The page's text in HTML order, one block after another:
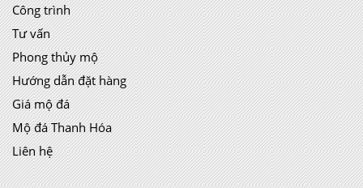
Công trình
Tư vấn
Phong thủy mộ
Hướng dẫn đặt hàng
Giá mộ đá
Mộ đá Thanh Hóa
Liên hệ